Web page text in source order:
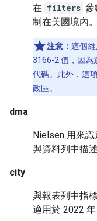
在 filters 參
制在美國境內。
注意： 這個
3166-2 值，因為
代碼。此外，這
政區。
dma
Nielsen 用來識
與資料列中描
city
與報表列中指
適用於 2022 年